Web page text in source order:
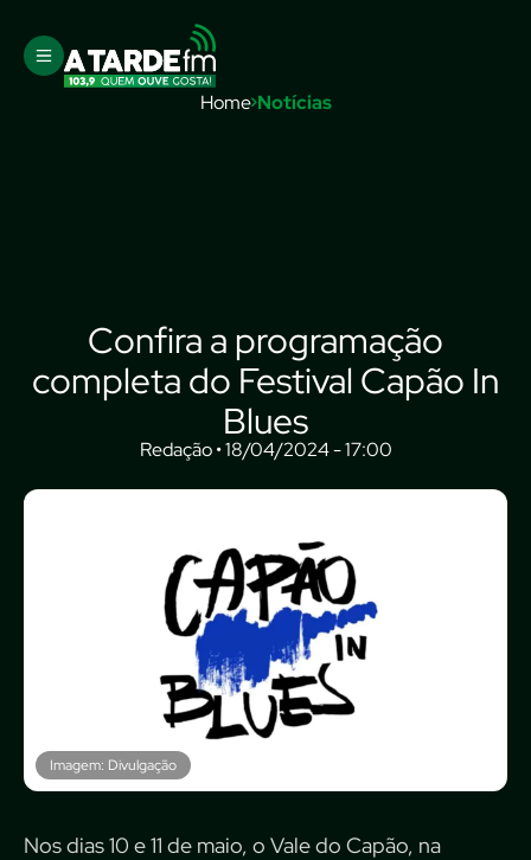
Home Notícias
Confira a programação
completa do Festival Capão In
Blues
Redação • 18/04/2024 - 17:00
Imagem: Divulgação
Nos dias 10 e 11 de maio, o Vale do Capão, na